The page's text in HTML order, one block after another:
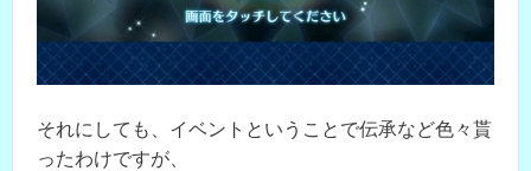
それにしても、イベントということで伝承など色々貰
ったわけですが、